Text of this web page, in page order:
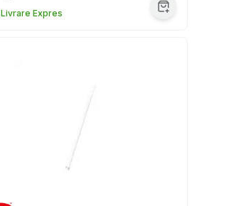
Livrare Expres